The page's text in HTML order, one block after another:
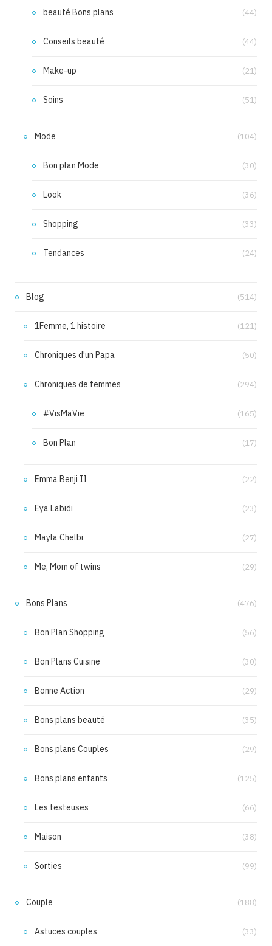
beauté Bons plans (44)
Conseils beauté (44)
Make-up (21)
Soins (51)
Mode (104)
Bon plan Mode (30)
Look (36)
Shopping (33)
Tendances (24)
Blog (514)
1Femme, 1 histoire (121)
Chroniques d'un Papa (50)
Chroniques de femmes (294)
#VisMaVie (165)
Bon Plan (17)
Emma Benji II (22)
Eya Labidi (23)
Mayla Chelbi (27)
Me, Mom of twins (29)
Bons Plans (476)
Bon Plan Shopping (56)
Bon Plans Cuisine (30)
Bonne Action (29)
Bons plans beauté (35)
Bons plans Couples (29)
Bons plans enfants (125)
Les testeuses (66)
Maison (38)
Sorties (99)
Couple (188)
Astuces couples (33)